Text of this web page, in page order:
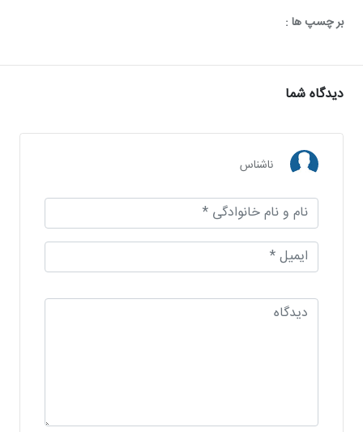
بر چسپ ها :
دیدگاه شما
ناشناس